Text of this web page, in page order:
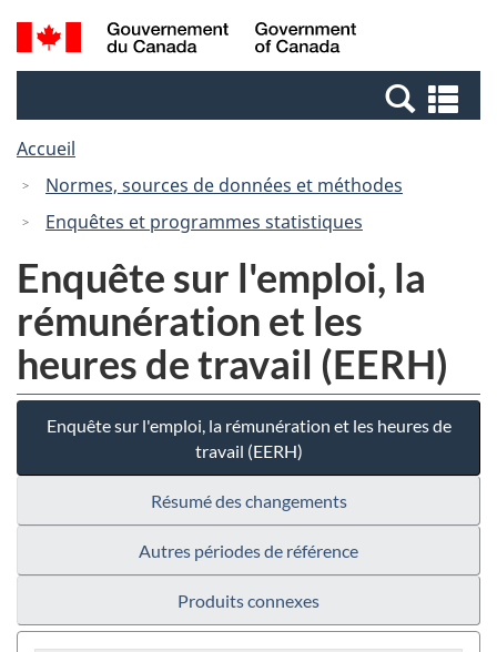
Passer
au
Passer
à
Canada
Recherche
et
et
Accueil
Normes, sources de données et méthodes
Enquêtes et programmes statistiques
Enquête sur l'emploi, la
rémunération et les
heures de travail (EERH)
Enquête sur l'emploi, la rémunération et les heures de
travail (EERH)
Résumé des changements
Autres périodes de référence
Produits connexes